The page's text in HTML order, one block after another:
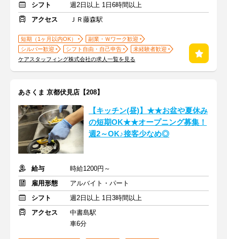
シフト
週2日以上 1日6時間以上
アクセス
ＪＲ藤森駅
短期（1ヶ月以内OK）
副業・Ｗワーク歓迎
シルバー歓迎
シフト自由・自己申告
未経験者歓迎
ケアスタッフィング株式会社の求人一覧を見る
あさくま 京都伏見店【208】
【キッチン(昼)】★★お盆や夏休み
の短期OK★★オープニング募集！
週2～OK♪接客少なめ◎
給与
時給1200円～
雇用形態
アルバイト・パート
シフト
週2日以上 1日3時間以上
アクセス
中書島駅
車6分